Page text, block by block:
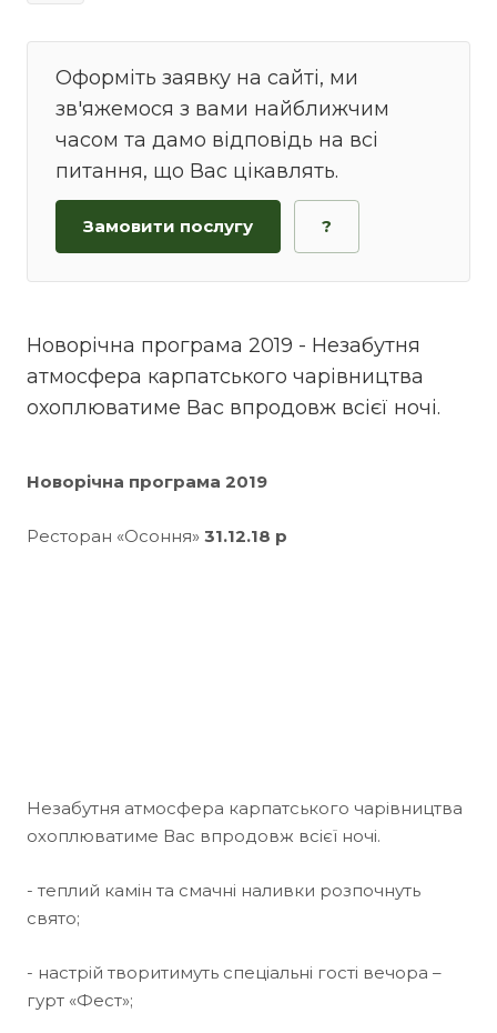
Оформіть заявку на сайті, ми
зв'яжемося з вами найближчим
часом та дамо відповідь на всі
питання, що Вас цікавлять.
Замовити послугу ?
Новорічна програма 2019 - Незабутня
атмосфера карпатського чарівництва
охоплюватиме Вас впродовж всієї ночі.
Новорічна програма 2019
Ресторан «Осоння» 31.12.18 р
Незабутня атмосфера карпатського чарівництва
охоплюватиме Вас впродовж всієї ночі.
- теплий камін та смачні наливки розпочнуть
свято;
- настрій творитимуть спеціальні гості вечора –
гурт «Фест»;